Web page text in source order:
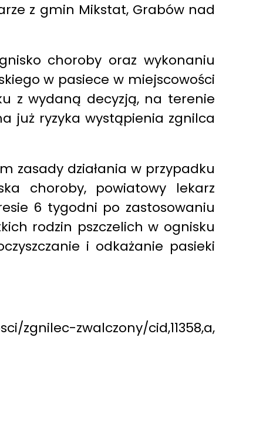
z gmin Mikstat, Grabów nad
choroby oraz wykonaniu
w pasiece w miejscowości
z wydaną decyzją, na terenie
już ryzyka wystąpienia zgnilca
zasady działania w przypadku
choroby, powiatowy lekarz
6 tygodni po zastosowaniu
rodzin pszczelich w ognisku
i odkażanie pasieki
zwalczony/cid,11358,a,